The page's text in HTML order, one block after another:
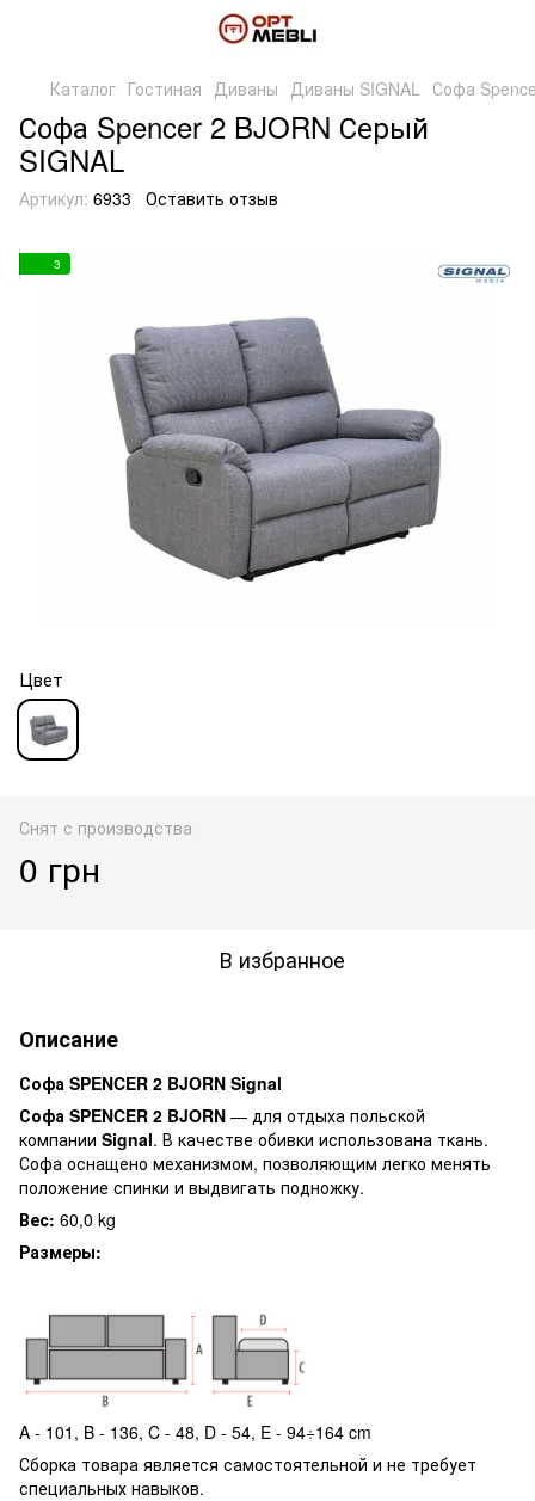
Каталог Гостиная Диваны Диваны SIGNAL Софа
Софа Spencer 2 BJORN Серый
SIGNAL
Артикул: 6933 Оставить отзыв
3
Цвет
Снят с производства
0 грн
В избранное
Описание
Софа SPENCER 2 BJORN Signal
Софа SPENCER 2 BJORN — для отдыха польской
компании Signal. В качестве обивки использована ткань.
Софа оснащено механизмом, позволяющим легко менять
положение спинки и выдвигать подножку.
Вес: 60,0 kg
Размеры:
A - 101, B - 136, C - 48, D - 54, E - 94÷164 cm
Сборка товара является самостоятельной и не требует
специальных навыков.